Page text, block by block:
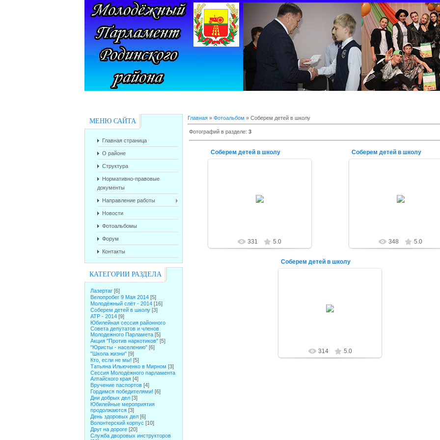
МЕНЮ САЙТА
Главная страница
О районе
Структура
Нормативно-правовые
документы
Направление работы
Новости
Фотоальбомы
Форум
Контакты
КАТЕГОРИИ РАЗДЕЛА
Лазертаг [6]
Велопробег 9 Мая 2014 [5]
Молодёжный слёт - 2014 [16]
Соберем детей в школу [3]
АТР - 2014 [9]
Юбилейная сессия районного
Совета депутатов и членов
Молодежного Парламета [5]
Акция "Против наркотиков" [5]
"Юристы - населению" [6]
"Школа жизни" [9]
Кто, если не мы! [5]
Татьяна Ильюченко в Мирном [3]
Сессия Молодёжного парламента
Алтайского края [4]
Вручение паспортов [4]
Гордимся победителями! [6]
Дни добрых дел [3]
Юбилейные мероприятия
продолжаются [3]
День здоровых дел [6]
Волонтерский корпус [10]
Друг на дороге [20]
Служба дворовых инструкторов
Главная » Фотоальбом » Соберем детей в школу
Фотографий в разделе: 3
Соберем детей в школу
331 5.0
Соберем детей в школу
348 5.0
Соберем детей в школу
314 5.0